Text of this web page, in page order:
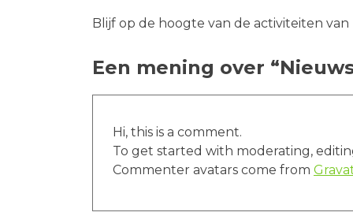
Blijf op de hoogte van de activiteiten van
Een mening over “
Hi, this is a comment.
To get started with moderating,
Commenter avatars come from